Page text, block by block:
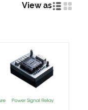
View as